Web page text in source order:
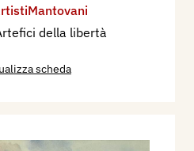
della libertà
scheda